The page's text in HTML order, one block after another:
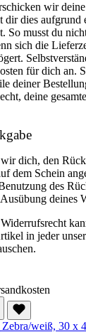
wir
dir dies aufgrund
So musst du
sich die
für dich an.
deiner
deine
dich, den
dem Schein
des
deines
in jeder